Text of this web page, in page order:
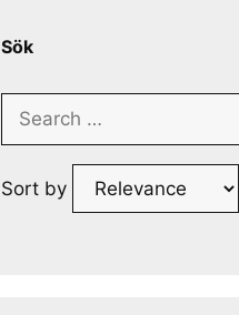
Sök
Search
Sort by